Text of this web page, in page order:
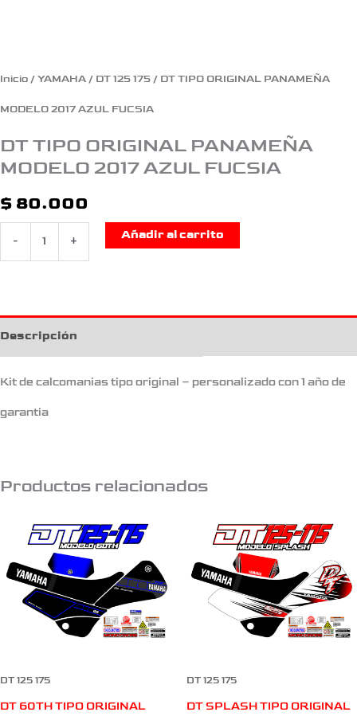
Inicio / YAMAHA / DT 125 175 / DT TIPO ORIGINAL PANAMEÑA
MODELO 2017 AZUL FUCSIA
DT TIPO ORIGINAL PANAMEÑA
MODELO 2017 AZUL FUCSIA
$ 80.000
- +
Añadir al carrito
Descripción
Kit de calcomanias tipo original – personalizado con 1 año de
garantia
Productos relacionados
DT 125 175
DT 60TH TIPO ORIGINAL
DT 125 175
DT SPLASH TIPO ORIGINAL